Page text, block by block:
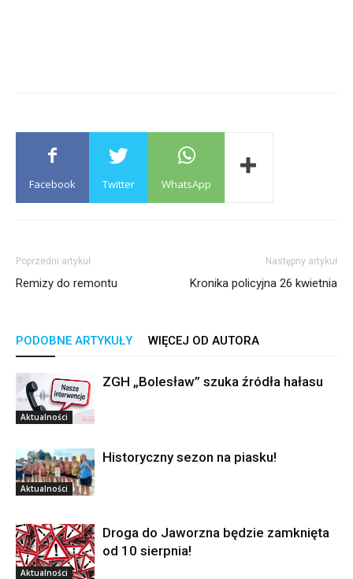
Facebook Twitter WhatsApp
Poprzedni artykuł
Remizy do remontu
Następny artykuł
Kronika policyjna 26 kwietnia
PODOBNE ARTYKUŁY WIĘCEJ OD AUTORA
Aktualności
ZGH „Bolesław” szuka źródła hałasu
Aktualności
Historyczny sezon na piasku!
Aktualności
Droga do Jaworzna będzie zamknięta
od 10 sierpnia!